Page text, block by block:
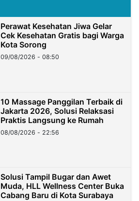
Perawat Kesehatan Jiwa Gelar
Cek Kesehatan Gratis bagi Warga
Kota Sorong
09/08/2026 - 08:50
10 Massage Panggilan Terbaik di
Jakarta 2026, Solusi Relaksasi
Praktis Langsung ke Rumah
08/08/2026 - 22:56
Solusi Tampil Bugar dan Awet
Muda, HLL Wellness Center Buka
Cabang Baru di Kota Surabaya